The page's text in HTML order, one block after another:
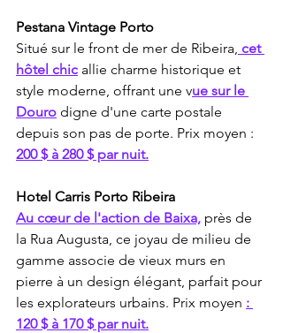
Pestana Vintage Porto
Situé sur le front de mer de Ribeira, cet
hôtel chic allie charme historique et
style moderne, offrant une vue sur le
Douro digne d'une carte postale
depuis son pas de porte. Prix moyen :
200 $ à 280 $ par nuit.
Hotel Carris Porto Ribeira
Au cœur de l'action de Baixa, près de
la Rua Augusta, ce joyau de milieu de
gamme associe de vieux murs en
pierre à un design élégant, parfait pour
les explorateurs urbains. Prix moyen :
120 $ à 170 $ par nuit.